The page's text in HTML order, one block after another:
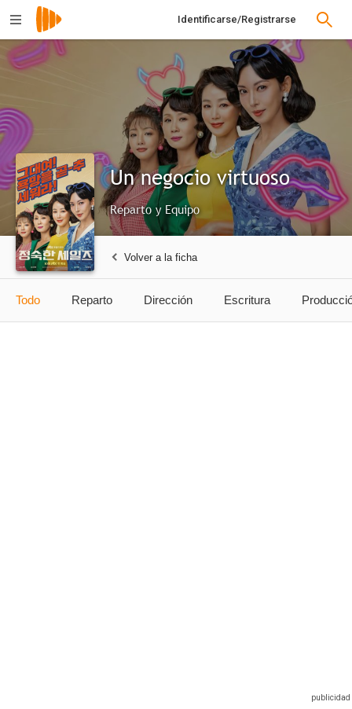
Identificarse/Registrarse
Un negocio virtuoso
Reparto y Equipo
Volver a la ficha
Todo Reparto Dirección Escritura